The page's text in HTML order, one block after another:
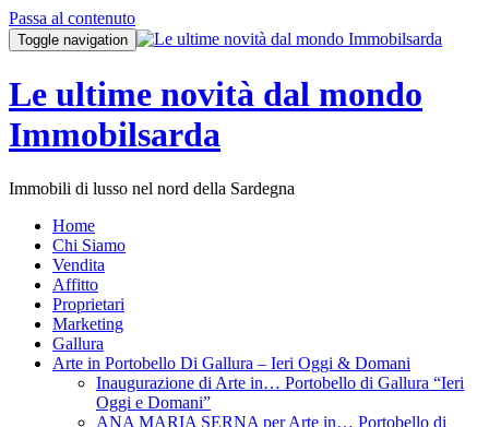
Passa al contenuto
Toggle navigation
Le ultime novità dal mondo
Immobilsarda
Immobili di lusso nel nord della Sardegna
Home
Chi Siamo
Vendita
Affitto
Proprietari
Marketing
Gallura
Arte in Portobello Di Gallura – Ieri Oggi & Domani
Inaugurazione di Arte in… Portobello di Gallura “Ieri
Oggi e Domani”
ANA MARIA SERNA per Arte in… Portobello di